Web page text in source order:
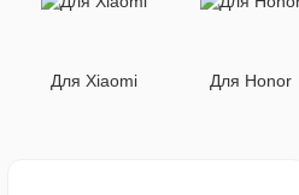
Для Xiaomi Для Honor